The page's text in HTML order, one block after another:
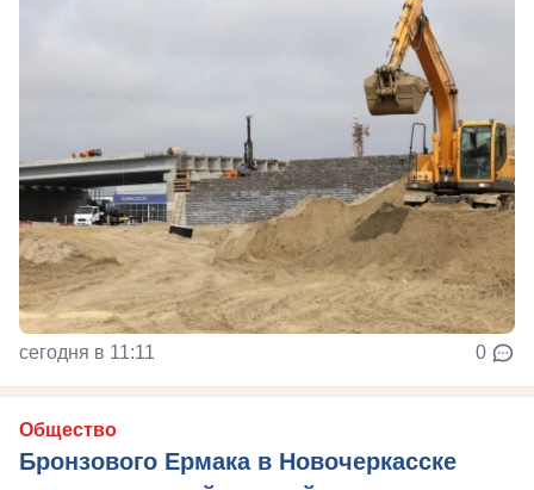
сегодня в 11:11 0
Общество
Бронзового Ермака в Новочеркасске